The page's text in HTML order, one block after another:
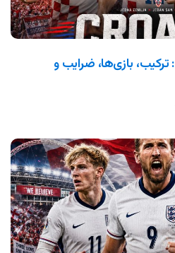
کرواسی در جام جهانی ۲۰۲۶: ترکیب، بازی‌ها، ضرایب و